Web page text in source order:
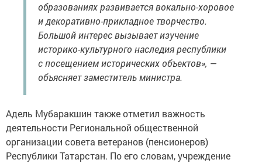
образованиях развивается вокально-хоровое
и декоративно-прикладное творчество.
Большой интерес вызывает изучение
историко-культурного наследия республики
с посещением исторических объектов», —
объясняет заместитель министра.
Адель Мубаракшин также отметил важность
деятельности Региональной общественной
организации совета ветеранов (пенсионеров)
Республики Татарстан. По его словам, учреждение